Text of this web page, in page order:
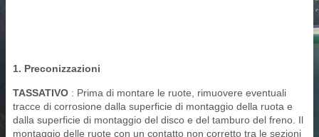
1. Preconizzazioni
TASSATIVO : Prima di montare le ruote, rimuovere eventuali
tracce di corrosione dalla superficie di montaggio della ruota e
dalla superficie di montaggio del disco e del tamburo del freno. Il
montaggio delle ruote con un contatto non corretto tra le sezioni